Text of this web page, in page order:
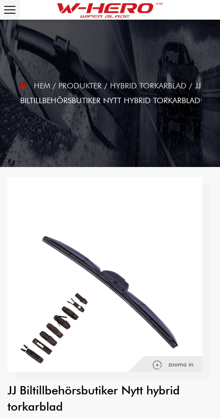
HEM/PRODUKTER/HYBRID TORKARBLAD/ JJ
BILTILLBEHÖRSBUTIKER NYTT HYBRID TORKARBLAD
zooma in
JJ Biltillbehörsbutiker Nytt hybrid
torkarblad